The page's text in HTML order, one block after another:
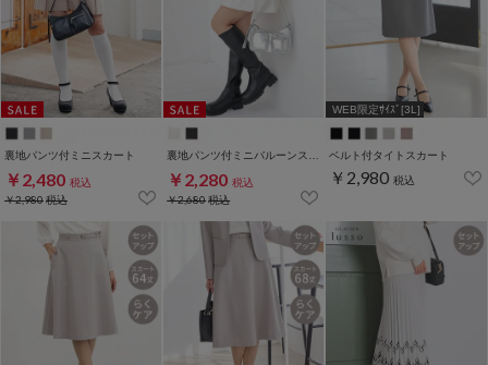
裏地パンツ付ミニスカート
￥2,480 税込
￥2,980税込
￥2,280 税込
￥2,680税込
WEB限定ｻｲｽﾞ[3L]
ベルト付タイトスカート
￥2,980 税込